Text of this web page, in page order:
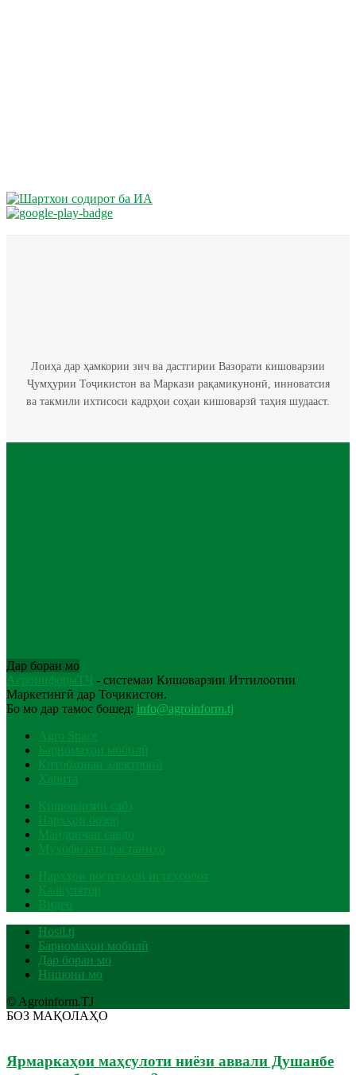
Лоиҳа дар ҳамкории зич ва дастгирии Вазорати кишоварзии
Ҷумҳурии Тоҷикистон ва Маркази рақамикунонӣ, инноватсия
ва такмили ихтисоси кадрҳои соҳаи кишоварзӣ таҳия шудааст.
Дар бораи мо
АгроинформТҶ - системаи Кишоварзии Иттилоотии
Маркетингӣ дар Тоҷикистон.
Бо мо дар тамос бошед: info@agroinform.tj
Agro Space
Барномаҳои мобилӣ
Китобхонаи электронӣ
Харита
Кишоварзии сабз
Нархҳои бозор
Майдончаи савдо
Муҳофизати растаниҳо
Нархҳои воситаҳои истеҳсолот
Калкулятор
Видео
Hosil.tj
Барномаҳои мобилӣ
Дар бораи мо
Нишони мо
© Agroinform.TJ
БОЗ МАҚОЛАҲО
Ярмаркаҳои маҳсулоти ниёзи аввали Душанбе